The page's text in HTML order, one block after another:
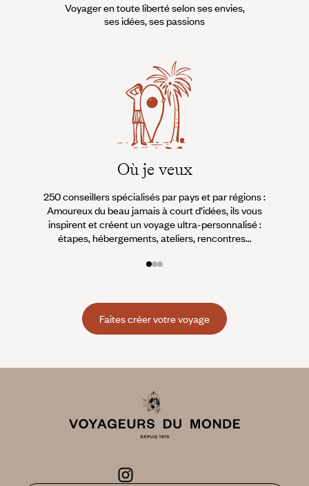
Voyager en toute liberté selon ses envies,
ses idées, ses passions
Où je veux
250 conseillers spécialisés par pays et par régions :
Amoureux du beau jamais à court d’idées, ils vous
inspirent et créent un voyage ultra-personnalisé :
étapes, hébergements, ateliers, rencontres…
Faites créer votre voyage